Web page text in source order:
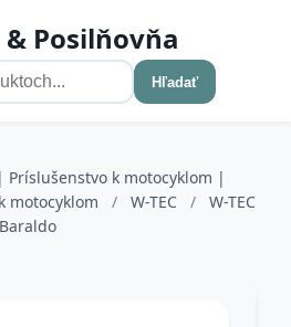
& Posilňovňa
Hľadať
k motocyklom |
motocyklom
/ W-TEC /
W-TEC